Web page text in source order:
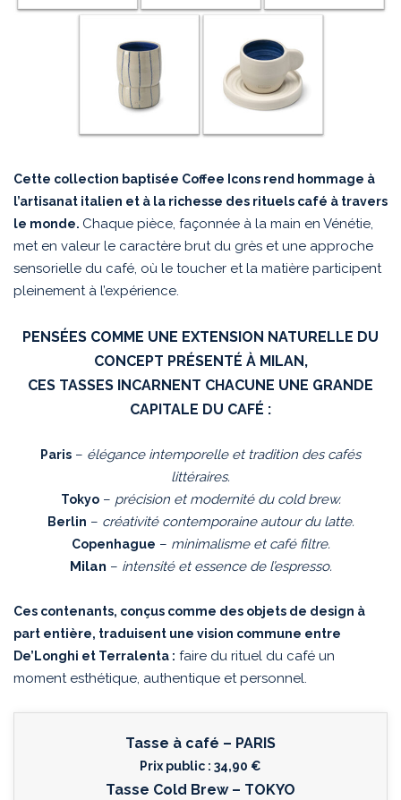
Cette collection baptisée Coffee Icons rend hommage à
l’artisanat italien et à la richesse des rituels café à travers
le monde. Chaque pièce, façonnée à la main en Vénétie,
met en valeur le caractère brut du grès et une approche
sensorielle du café, où le toucher et la matière participent
pleinement à l’expérience.
PENSÉES COMME UNE EXTENSION NATURELLE DU
CONCEPT PRÉSENTÉ À MILAN,
CES TASSES INCARNENT CHACUNE UNE GRANDE
CAPITALE DU CAFÉ :
Paris – élégance intemporelle et tradition des cafés
littéraires.
Tokyo– précision et modernité du cold brew.
Berlin – créativité contemporaine autour du latte.
Copenhague – minimalisme et café filtre.
Milan – intensité et essence de l’espresso.
Ces contenants, conçus comme des objets de design à
part entière, traduisent une vision commune entre
De’Longhi et Terralenta : faire du rituel du café un
moment esthétique, authentique et personnel.
Tasse à café – PARIS
Prix public : 34,90 €
Tasse Cold Brew – TOKYO